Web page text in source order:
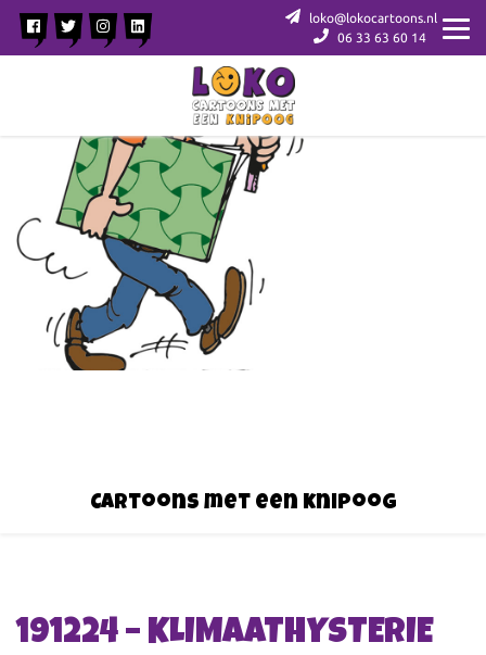
loko@lokocartoons.nl
06 33 63 60 14
Cartoons met een knipoog
191224 – KLIMAATHYSTERIE